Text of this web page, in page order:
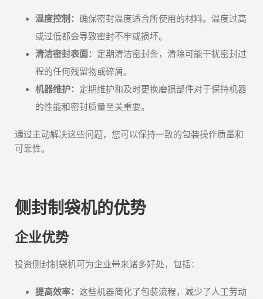
温度控制： 确保密封温度适合所使用的材料。温度过高
或过低都会导致密封不牢或损坏。
清洁密封表面： 定期清洁密封条，清除可能干扰密封过
程的任何残留物或碎屑。
机器维护： 定期维护和及时更换磨损部件对于保持机器
的性能和密封质量至关重要。
通过主动解决这些问题，您可以保持一致的包装操作质量和
可靠性。
侧封制袋机的优势
企业优势
投资侧封制袋机可为企业带来诸多好处，包括：
提高效率： 这些机器简化了包装流程，减少了人工劳动